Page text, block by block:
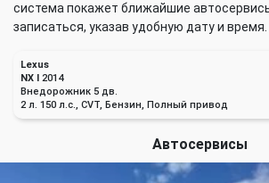
система покажет ближайшие
записаться, указав удобную дату и время.
Lexus
NX I 2014
Внедорожник 5 дв.
2 л. 150 л.с., CVT, Бензин, Полный привод
Автосервисы